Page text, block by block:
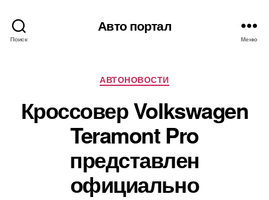
Поиск
Авто портал
Меню
Рубрики
АВТОНОВОСТИ
Кроссовер Volkswagen
Teramont Pro
представлен
официально